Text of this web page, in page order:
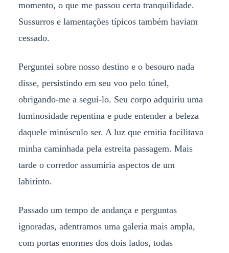
momento, o que me passou certa tranquilidade.
Sussurros e lamentações típicos também haviam
cessado.
Perguntei sobre nosso destino e o besouro nada
disse, persistindo em seu voo pelo túnel,
obrigando-me a segui-lo. Seu corpo adquiriu uma
luminosidade repentina e pude entender a beleza
daquele minúsculo ser. A luz que emitia facilitava
minha caminhada pela estreita passagem. Mais
tarde o corredor assumiria aspectos de um
labirinto.
Passado um tempo de andança e perguntas
ignoradas, adentramos uma galeria mais ampla,
com portas enormes dos dois lados, todas